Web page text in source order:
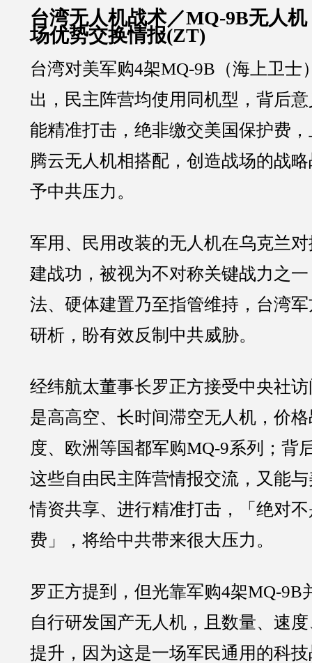
台湾无人机战术／MQ-9B无人
场优势交换情报(ZT)
台湾对美军购4架MQ-9B（海上卫士
出，民主阵营均使用同机型，背后
能精准打击，绝非缴交美国保护费
腾云无人机相搭配，创造战场的战
予中共压力。
军用、民用改装的无人机在乌克兰
建战功，被视为不对称关键战力之
法、硬体建置乃至指管维持，台湾
研析，盼有效反制中共威胁。
经纬航太董事长罗正方接受中央社
是高高空、长时间滞空无人机，价
度、欧洲等国都军购MQ-9系列；背
这些自由民主阵营情报交流，又能
情资共享、进行精准打击，「绝对
费」，将给中共带来很大压力。
罗正方提到，但光靠军购4架MQ-9B
自行研发国产无人机，且数量、速
提升，因为这是一场军民通用的科